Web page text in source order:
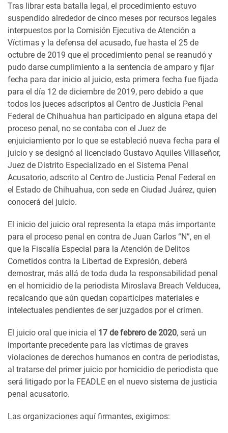
Tras librar esta batalla legal, el procedimiento estuvo
suspendido alrededor de cinco meses por recursos legales
interpuestos por la Comisión Ejecutiva de Atención a
Víctimas y la defensa del acusado, fue hasta el 25 de
octubre de 2019 que el procedimiento penal se reanudó y
pudo darse cumplimiento a la sentencia de amparo y fijar
fecha para dar inicio al juicio, esta primera fecha fue fijada
para el día 12 de diciembre de 2019, pero debido a que
todos los jueces adscriptos al Centro de Justicia Penal
Federal de Chihuahua han participado en alguna etapa del
proceso penal, no se contaba con el Juez de
enjuiciamiento por lo que se estableció nueva fecha para el
juicio y se designó al licenciado Gustavo Aquiles Villaseñor,
Juez de Distrito Especializado en el Sistema Penal
Acusatorio, adscrito al Centro de Justicia Penal Federal en
el Estado de Chihuahua, con sede en Ciudad Juárez, quien
conocerá del juicio.
El inicio del juicio oral representa la etapa más importante
para el proceso penal en contra de Juan Carlos “N”, en el
que la Fiscalía Especial para la Atención de Delitos
Cometidos contra la Libertad de Expresión, deberá
demostrar, más allá de toda duda la responsabilidad penal
en el homicidio de la periodista Miroslava Breach Velducea,
recalcando que aún quedan coparticipes materiales e
intelectuales pendientes de ser juzgados por el crimen.
El juicio oral que inicia el 17 de febrero de 2020, será un
importante precedente para las víctimas de graves
violaciones de derechos humanos en contra de periodistas,
al tratarse del primer juicio por homicidio de periodista que
será litigado por la FEADLE en el nuevo sistema de justicia
penal acusatorio.
Las organizaciones aquí firmantes, exigimos: